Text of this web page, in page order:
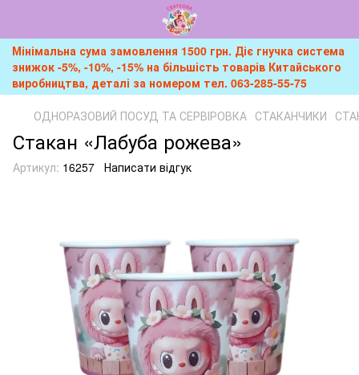
Мінімальна сума замовлення 1500 грн. Діє гнучка система
знижок -5%, -10%, -15% на більшість товарів Китайського
виробництва, деталі за номером тел. 063-285-55-75
ОДНОРАЗОВИЙ ПОСУД ТА СЕРВІРОВКА СТАКАНЧИКИ
Стакан «Лабуба рожева»
Артикул: 16257 Написати відгук